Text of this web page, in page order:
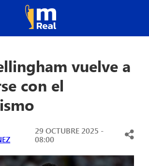
vuelve a
con el
29 OCTUBRE 2025 -
08:00